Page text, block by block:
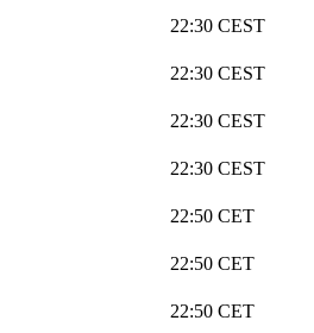
22:30 CEST
22:30 CEST
22:30 CEST
22:30 CEST
22:50 CET
22:50 CET
22:50 CET